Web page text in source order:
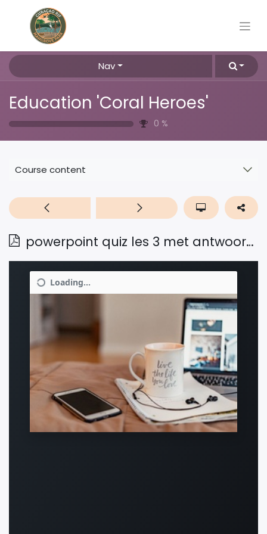
Nav
Education 'Coral Heroes'
0 %
Course content
powerpoint quiz les 3 met antwoorden Ned